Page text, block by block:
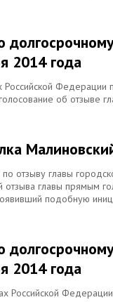
2014 года
об отзыве
отзыву главы
отзыва главы прямым
подобную
2014 года
Российской